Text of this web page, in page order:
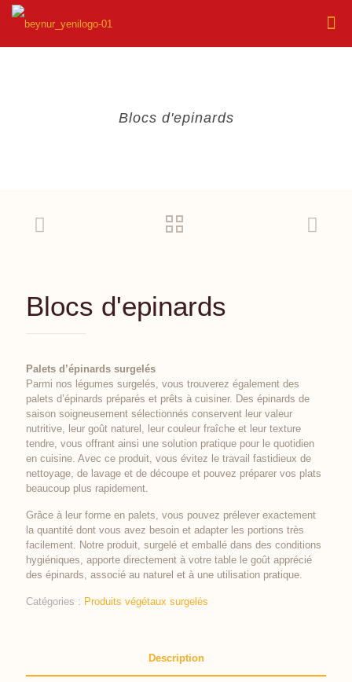
Blocs d'epinards
Blocs d'epinards
Palets d’épinards surgelés
Parmi nos légumes surgelés, vous trouverez également des
palets d’épinards préparés et prêts à cuisiner. Des épinards de
saison soigneusement sélectionnés conservent leur valeur
nutritive, leur goût naturel, leur couleur fraîche et leur texture
tendre, vous offrant ainsi une solution pratique pour le quotidien
en cuisine. Avec ce produit, vous évitez le travail fastidieux de
nettoyage, de lavage et de découpe et pouvez préparer vos plats
beaucoup plus rapidement.
Grâce à leur forme en palets, vous pouvez prélever exactement
la quantité dont vous avez besoin et adapter les portions très
facilement. Notre produit, surgelé et emballé dans des conditions
hygiéniques, apporte directement à votre table le goût apprécié
des épinards, associé au naturel et à une utilisation pratique.
Catégories : Produits végétaux surgelés
Description